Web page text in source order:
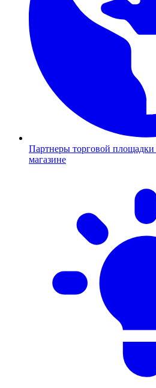
Партнеры торговой площадки
магазине